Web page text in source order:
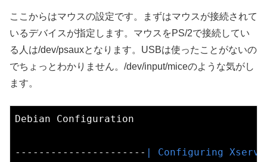
ここからはマウスの設定です。まずはマウスが接続されて
いるデバイスが指定します。マウスをPS/2で接続してい
る人は/dev/psauxとなります。USBは使ったことがないの
でちょっとわかりません。/dev/input/miceのような気がし
ます。
Debian Configuration
---------------------- | Configuring